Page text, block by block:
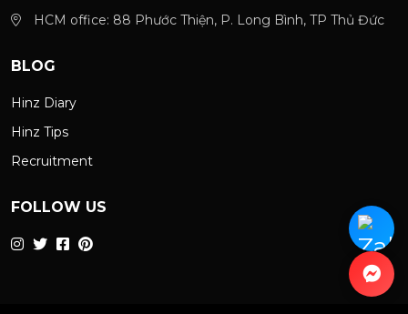
HCM office: 88 Phước Thiện, P. Long Bình, TP Thủ Đức
BLOG
Hinz Diary
Hinz Tips
Recruitment
FOLLOW US